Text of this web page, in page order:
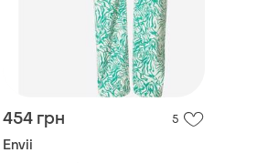
454 грн 5
Envii